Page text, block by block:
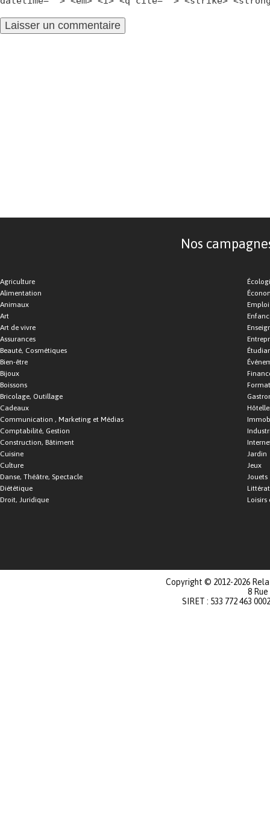
Nos
Agriculture
Alimentation
Animaux
Art
Art de vivre
Assurances
Beauté, Cosmétiques
Bien-être
Bijoux
Boissons
Bricolage, Outillage
Cadeaux
Communication , Marketing et Médias
Comptabilité, Gestion
Construction, Bâtiment
Cuisine
Culture
Danse, Théâtre, Spectacle
Diététique
Droit, Juridique
Emploi
Jardin
Jeux
Jouets
Loisirs
Copyright © 2012-2026
8
SIRET : 533 772 463